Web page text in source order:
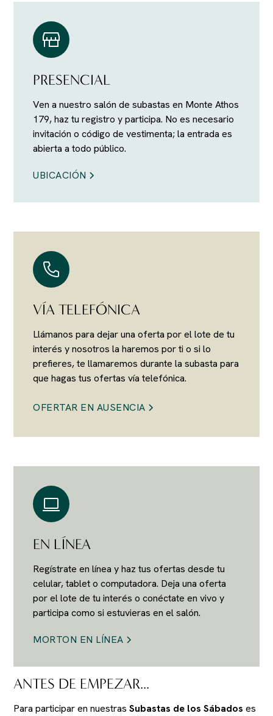
PRESENCIAL
Ven a nuestro salón de subastas en Monte Athos
179, haz tu registro y participa. No es necesario
invitación o código de vestimenta; la entrada es
abierta a todo público.
UBICACIÓN
VÍA TELEFÓNICA
Llámanos para dejar una oferta por el lote de tu
interés y nosotros la haremos por ti o si lo
prefieres, te llamaremos durante la subasta para
que hagas tus ofertas vía telefónica.
OFERTAR EN AUSENCIA
EN LÍNEA
Regístrate en línea y haz tus ofertas desde tu
celular, tablet o computadora. Deja una oferta
por el lote de tu interés o conéctate en vivo y
participa como si estuvieras en el salón.
MORTON EN LÍNEA
ANTES DE EMPEZAR...
Para participar en nuestrasSubastas de los Sábados es